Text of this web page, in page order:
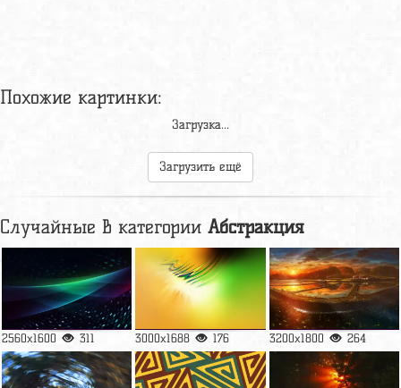
Похожие картинки:
Загрузка...
Загрузить ещё
Случайные в категории Абстракция
2560x1600 311 3000x1688 176 3200x1800 264